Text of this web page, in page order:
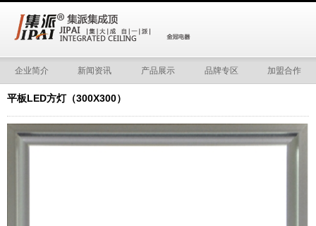
企业简介 新闻资讯 产品展示 品牌专区 加盟合作
平板LED方灯（300X300）